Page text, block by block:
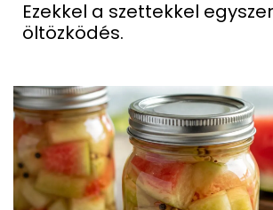
Ezekkel a szettekkel
öltözködés.